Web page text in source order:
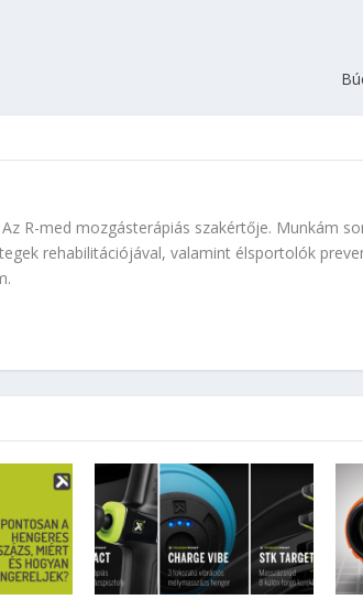
R-med mozgásterápiás szakértője. Munkám
rehabilitációjával, valamint élsportolók